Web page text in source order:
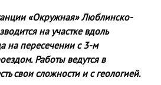
«Окружная» Люблинско-
на участке вдоль
на пересечении с 3-м
Работы ведутся в
свои сложности и с геологией.